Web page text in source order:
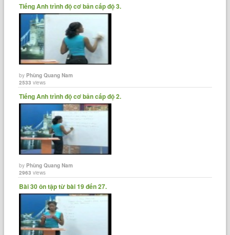
Tiếng Anh trình độ cơ bản cấp độ 3.
byPhùng Quang Nam
2533 views
Tiếng Anh trình độ cơ bản cấp độ 2.
byPhùng Quang Nam
2963 views
Bài 30 ôn tập từ bài 19 đến 27.